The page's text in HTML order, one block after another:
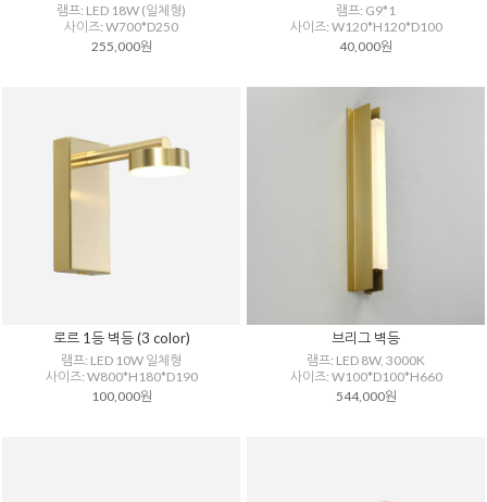
램프: LED 18W (일체형)
사이즈: W700*D250
255,000원
램프: G9*1
사이즈: W120*H120*D100
40,000원
로르 1등 벽등 (3 color)
램프: LED 10W 일체형
사이즈: W800*H180*D190
100,000원
브리그 벽등
램프: LED 8W, 3000K
사이즈: W100*D100*H660
544,000원